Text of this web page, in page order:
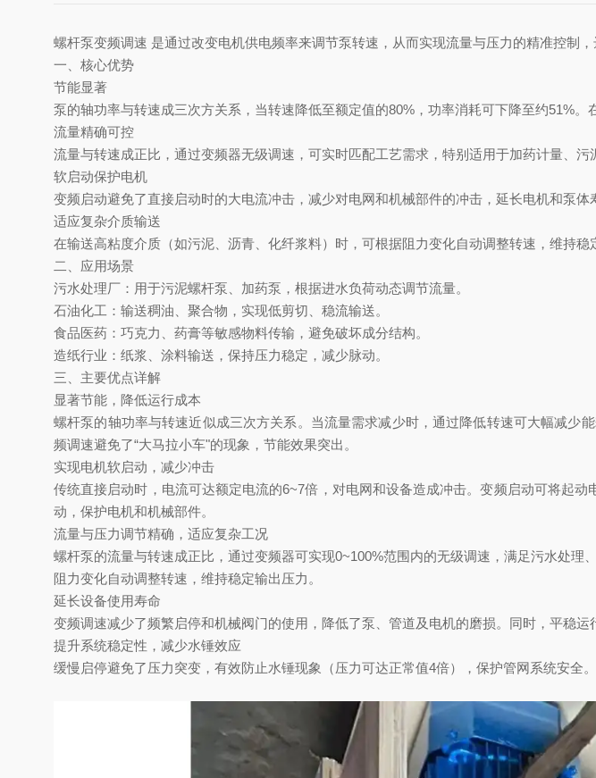
螺杆泵变频调速 是通过改变电机供电频率来调节泵转速，从而实现流量与压力的精准控制
一、核心优势
节能显著
泵的轴功率与转速成三次方关系，当转速降低至额定值的80%，功率消耗可下降至约51%。
流量精确可控
流量与转速成正比，通过变频器无级调速，可实时匹配工艺需求，特别适用于加药计量、污
软启动保护电机
变频启动避免了直接启动时的大电流冲击，减少对电网和机械部件的冲击， 延长电机和泵体
适应复杂介质输送
在输送高粘度介质（如污泥、沥青、化纤浆料）时，可根据阻力变化自动调整转速，维持稳
二、应用场景
污水处理厂 ‌：用于污泥螺杆泵、加药泵，根据进水负荷动态调节流量。
石油化工 ‌：输送稠油、聚合物，实现低剪切、稳流输送。
食品医药 ‌：巧克力、药膏等敏感物料传输，避免破坏成分结构。
造纸行业 ‌：纸浆、涂料输送，保持压力稳定，减少脉动。
三、主要优点详解
显著节能，降低运行成本
螺杆泵的轴功率与转速近似成三次方关系。当流量需求减少时，通过降低转速可大幅减少
频调速避免了“大马拉小车"的现象，节能效果突出。
实现电机软启动，减少冲击
传统直接启动时，电流可达额定电流的6~7倍，对电网和设备造成冲击。变频启动可将起动
动，保护电机和机械部件。
流量与压力调节精确，适应复杂工况
螺杆泵的流量与转速成正比，通过变频器可实现0~100%范围内的无级调速，满足污水处理
阻力变化自动调整转速，维持稳定输出压力。
延长设备使用寿命
变频调速减少了频繁启停和机械阀门的使用，降低了泵、管道及电机的磨损。同时，平稳
提升系统稳定性，减少水锤效应
缓慢启停避免了压力突变，有效防止水锤现象（压力可达正常值4倍），保护管网系统安全。